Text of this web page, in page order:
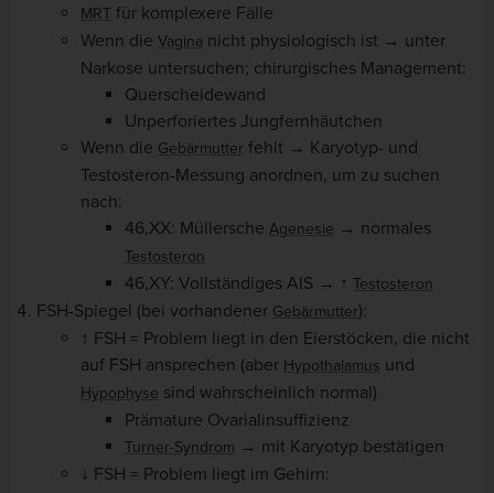
MRT für komplexere Fälle
Wenn die Vagina nicht physiologisch ist → unter
Narkose untersuchen; chirurgisches Management:
Querscheidewand
Unperforiertes Jungfernhäutchen
Wenn die Gebärmutter fehlt → Karyotyp- und
Testosteron-Messung anordnen, um zu suchen
nach:
46,XX: Müllersche Agenesie → normales
Testosteron
46,XY: Vollständiges AIS → ↑ Testosteron
FSH-Spiegel (bei vorhandener Gebärmutter):
↑ FSH = Problem liegt in den Eierstöcken, die nicht
auf FSH ansprechen (aber Hypothalamus und
Hypophyse sind wahrscheinlich normal)
Prämature Ovarialinsuffizienz
Turner-Syndrom → mit Karyotyp bestätigen
↓ FSH = Problem liegt im Gehirn: